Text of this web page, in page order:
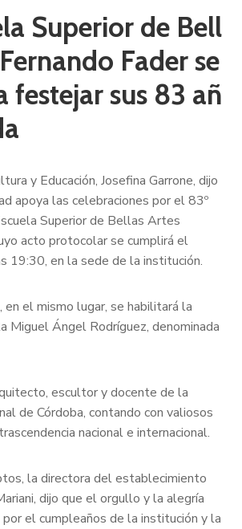
Superior de Bell
Fader se
festejar sus 83 añ
y Educación, Josefina Garrone, dijo
apoya las celebraciones por el 83º
Superior de Bellas Artes
acto protocolar se cumplirá el
19:30, en la sede de la institución.
en el mismo lugar, se habilitará la
Miguel Ángel Rodríguez, denominada
escultor y docente de la
de Córdoba, contando con valiosos
nacional e internacional.
la directora del establecimiento
dijo que el orgullo y la alegría
el cumpleaños de la institución y la